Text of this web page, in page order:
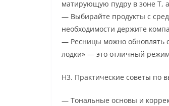
матирующую пудру в зоне T,
— Выбирайте продукты с
необходимости держите
— Ресницы можно обновлять
лодки» — это отличный
H3. Практические советы по
— Тональные основы и